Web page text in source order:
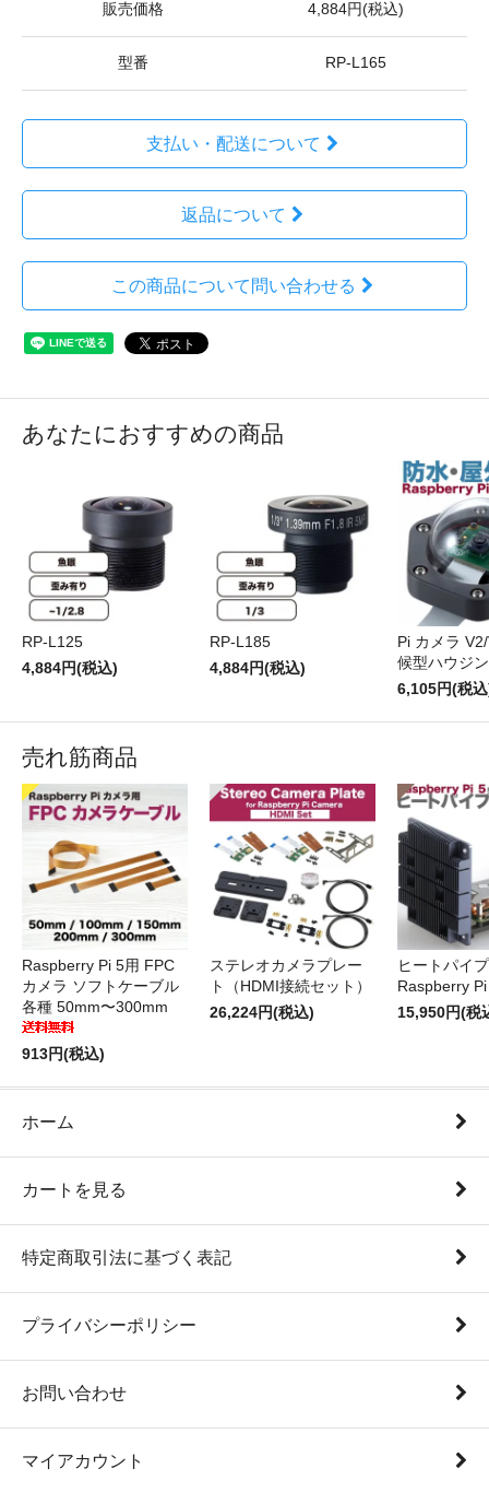
販売価格 4,884円(税込)
型番 RP-L165
支払い・配送について
返品について
この商品について問い合わせる
あなたにおすすめの商品
RP-L125
4,884円(税込)
RP-L185
4,884円(税込)
Pi カメラ
候型ハウジ
6,105円(税
売れ筋商品
Raspberry Pi 5用 FPC
カメラ ソフトケーブル
各種 50mm〜300mm
913円(税込)
ステレオカメラプレー
ト（HDMI接続セット）
26,224円(税込)
ヒートパイ
Raspberry
15,950円(税
ホーム
カートを見る
特定商取引法に基づく表記
プライバシーポリシー
お問い合わせ
マイアカウント